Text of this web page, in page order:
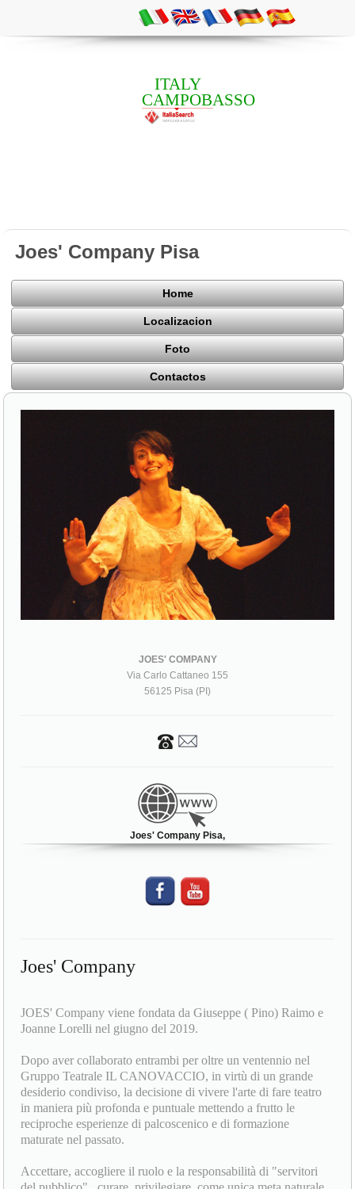
ITALY
CAMPOBASSO
Joes' Company Pisa
Home
Localizacion
Foto
Contactos
56125 Pisa (PI)
Joes' Company Pisa,
Joes' Company
JOES' Company viene fondata da Giuseppe ( Pino) Raimo e
Joanne Lorelli nel giugno del 2019.
Dopo aver collaborato entrambi per oltre un ventennio nel
Gruppo Teatrale IL CANOVACCIO, in virtù di un grande
desiderio condiviso, la decisione di vivere l'arte di fare teatro
in maniera più profonda e puntuale mettendo a frutto le
reciproche esperienze di palcoscenico e di formazione
maturate nel passato.